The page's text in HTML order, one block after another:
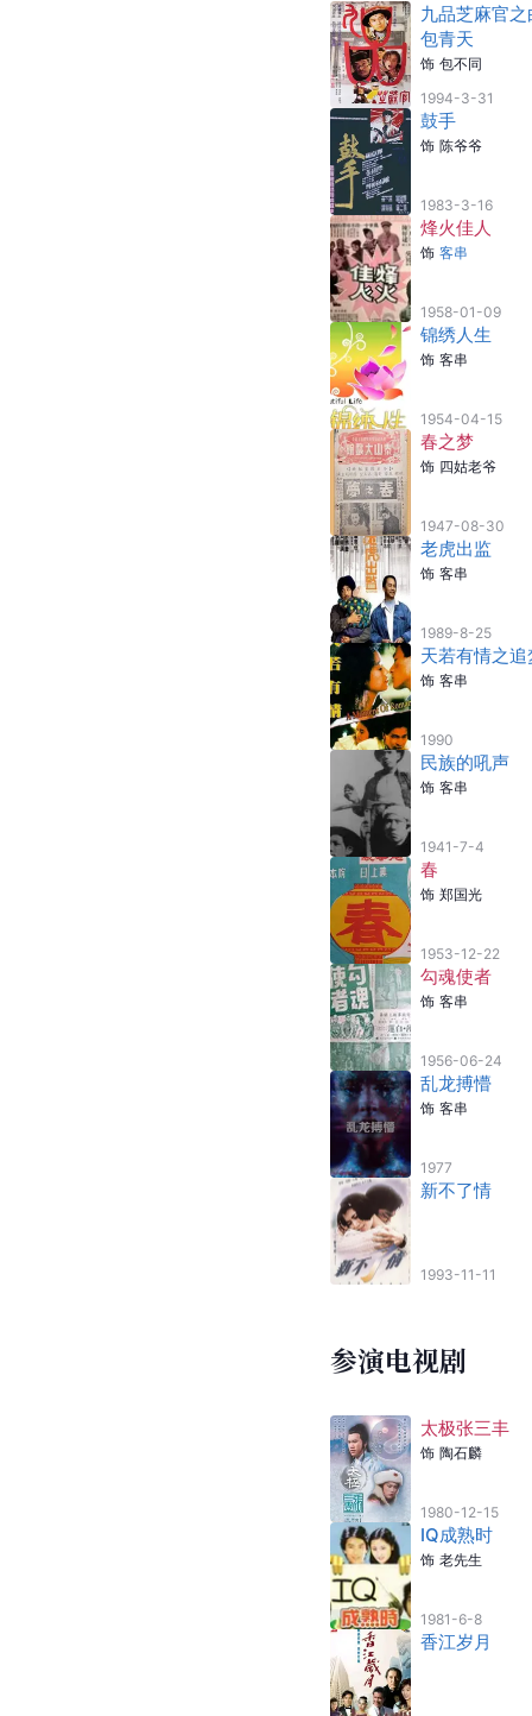
九品芝麻官之
包青天
饰 包不同
1994-3-31
鼓手
饰 陈爷爷
1983-3-16
烽火佳人
饰 客串
1958-01-09
锦绣人生
饰 客串
1954-04-15
春之梦
饰 四姑老爷
1947-08-30
老虎出监
饰 客串
1989-8-25
天若有情之追
饰 客串
1990
民族的吼声
饰 客串
1941-7-4
春
饰 郑国光
1953-12-22
勾魂使者
饰 客串
1956-06-24
乱龙搏懵
饰 客串
1977
新不了情
1993-11-11
参演电视剧
太极张三丰
饰 陶石麟
1980-12-15
IQ成熟时
饰 老先生
1981-6-8
香江岁月